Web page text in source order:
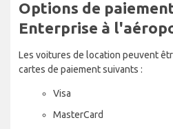
Options de
Enterprise à
Les voitures de location peuvent
cartes de paiement suivants :
Visa
MasterCard